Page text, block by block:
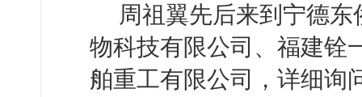
周祖翼先后来到宁德
物科技有限公司、福建铨
舶重工有限公司，详细询